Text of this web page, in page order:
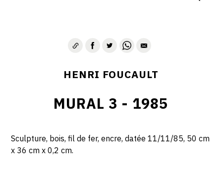
HENRI FOUCAULT
MURAL 3 - 1985
Sculpture, bois, fil de fer, encre, datée 11/11/85, 50 cm
x 36 cm x 0,2 cm.